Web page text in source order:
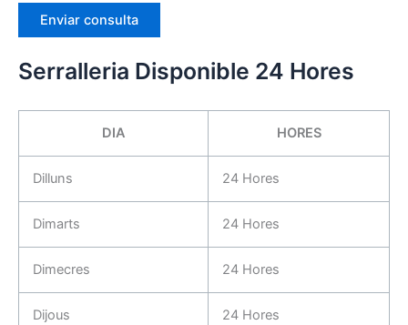
Serralleria Disponible 24 Hores
DIA HORES
Dilluns 24 Hores
Dimarts 24 Hores
Dimecres 24 Hores
Dijous 24 Hores